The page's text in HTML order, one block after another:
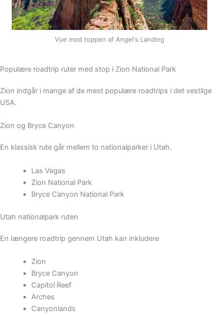
Vue mod toppen af Angel's Landing
Populære roadtrip ruter med stop i Zion National Park
Zion indgår i mange af de mest populære roadtrips i det vestlige
USA.
Zion og Bryce Canyon
En klassisk rute går mellem to nationalparker i Utah.
Las Vegas
Zion National Park
Bryce Canyon National Park
Utah nationalpark ruten
En længere roadtrip gennem Utah kan inkludere
Zion
Bryce Canyon
Capitol Reef
Arches
Canyonlands